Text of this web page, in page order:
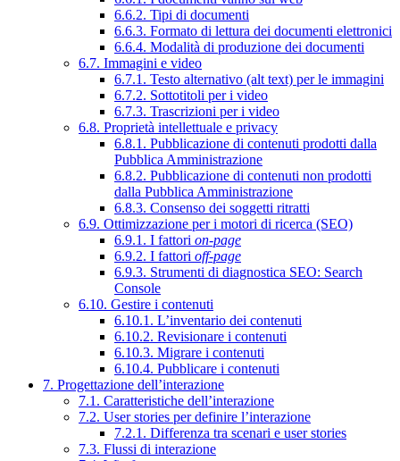
6.6.2. Tipi di documenti
6.6.3. Formato di lettura dei documenti elettronici
6.6.4. Modalità di produzione dei documenti
6.7. Immagini e video
6.7.1. Testo alternativo (alt text) per le immagini
6.7.2. Sottotitoli per i video
6.7.3. Trascrizioni per i video
6.8. Proprietà intellettuale e privacy
6.8.1. Pubblicazione di contenuti prodotti dalla
Pubblica Amministrazione
6.8.2. Pubblicazione di contenuti non prodotti
dalla Pubblica Amministrazione
6.8.3. Consenso dei soggetti ritratti
6.9. Ottimizzazione per i motori di ricerca (SEO)
6.9.1. I fattori on-page
6.9.2. I fattori off-page
6.9.3. Strumenti di diagnostica SEO: Search
Console
6.10. Gestire i contenuti
6.10.1. L’inventario dei contenuti
6.10.2. Revisionare i contenuti
6.10.3. Migrare i contenuti
6.10.4. Pubblicare i contenuti
7. Progettazione dell’interazione
7.1. Caratteristiche dell’interazione
7.2. User stories per definire l’interazione
7.2.1. Differenza tra scenari e user stories
7.3. Flussi di interazione